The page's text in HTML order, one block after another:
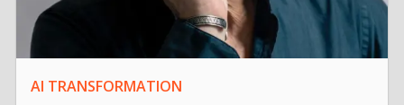
AI TRANSFORMATION